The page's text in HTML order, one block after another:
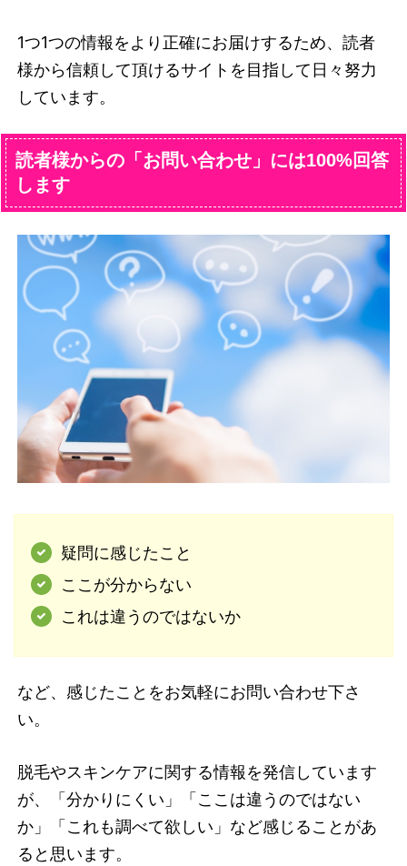
1つ1つの情報をより正確にお届けするため、読者
様から信頼して頂けるサイトを目指して日々努力
しています。
読者様からの「お問い合わせ」には100%回答
します
疑問に感じたこと
ここが分からない
これは違うのではないか
など、感じたことをお気軽にお問い合わせ下さ
い。
脱毛やスキンケアに関する情報を発信しています
が、「分かりにくい」「ここは違うのではない
か」「これも調べて欲しい」など感じることがあ
ると思います。